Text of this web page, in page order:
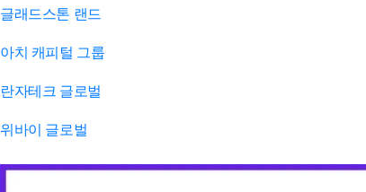
글래드스톤 랜드
아치 캐피털 그룹
란자테크 글로벌
위바이 글로벌